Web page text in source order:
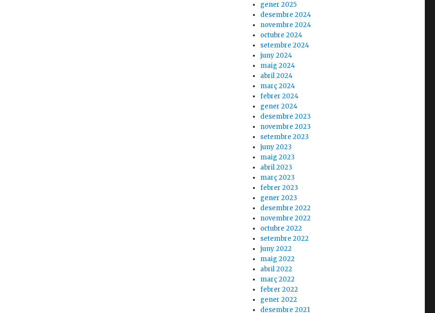
gener 2025
desembre 2024
novembre 2024
octubre 2024
setembre 2024
juny 2024
maig 2024
abril 2024
març 2024
febrer 2024
gener 2024
desembre 2023
novembre 2023
setembre 2023
juny 2023
maig 2023
abril 2023
març 2023
febrer 2023
gener 2023
desembre 2022
novembre 2022
octubre 2022
setembre 2022
juny 2022
maig 2022
abril 2022
març 2022
febrer 2022
gener 2022
desembre 2021